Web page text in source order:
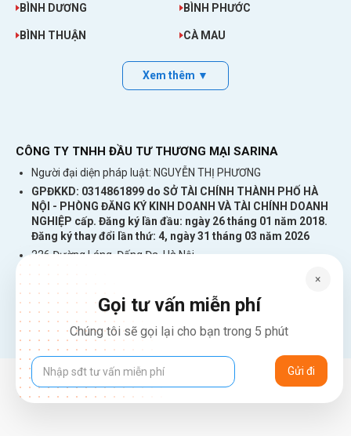
BÌNH DƯƠNG BÌNH PHƯỚC
BÌNH THUẬN CÀ MAU
Xem thêm ▼
CÔNG TY TNHH ĐẦU TƯ THƯƠNG MẠI SARINA
Người đại diện pháp luật: NGUYỄN THỊ PHƯƠNG
GPĐKKD: 0314861899 do SỞ TÀI CHÍNH THÀNH PHỐ HÀ
NỘI - PHÒNG ĐĂNG KÝ KINH DOANH VÀ TÀI CHÍNH DOANH
NGHIỆP cấp. Đăng ký lần đầu: ngày 26 tháng 01 năm 2018.
Đăng ký thay đổi lần thứ: 4, ngày 31 tháng 03 năm 2026
226 Đường Láng, Đống Đa, Hà Nội
137 Đường Hòa Hưng, Phường 12, Quận 10, TP. Hồ Chí Minh
Hotline: 1900 2106 - 0386 001 001
Email:
Giaiphap3g@gmail.com
×
Gọi tư vấn miễn phí
Chúng tôi sẽ gọi lại cho bạn trong 5 phút